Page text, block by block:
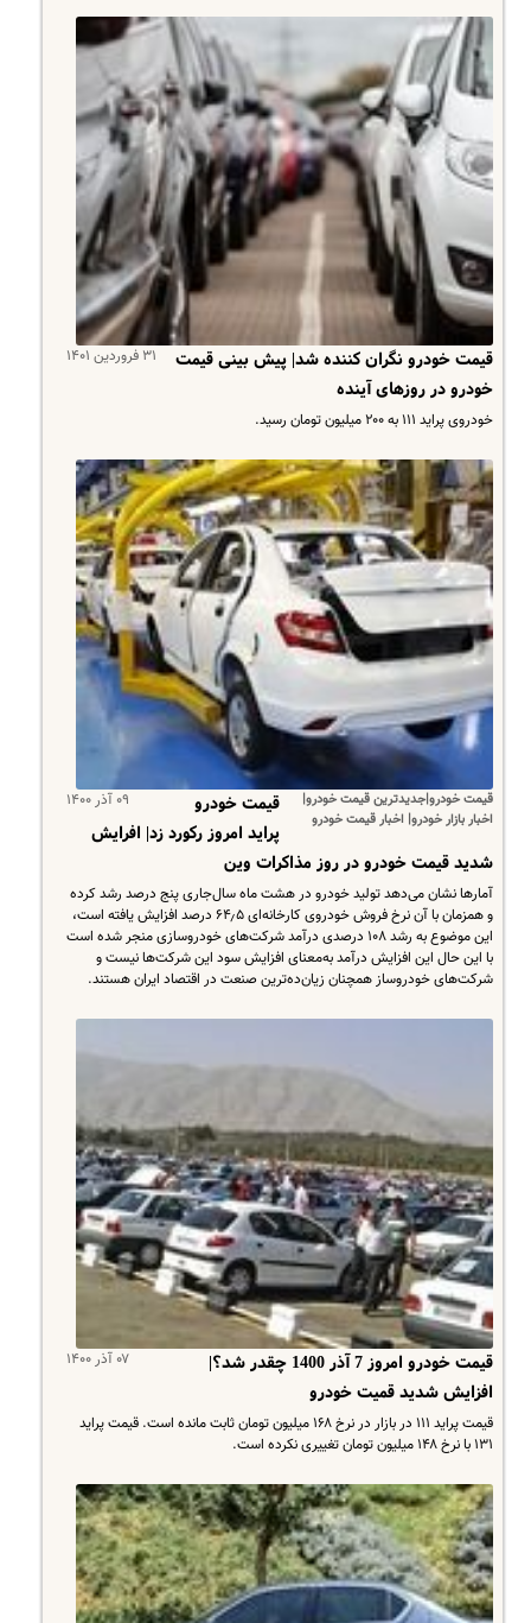
۳۱ فروردین ۱۴۰۱
قیمت خودرو نگران کننده شد| پیش بینی قیمت
خودرو در روزهای آینده
خودروی پراید ۱۱۱ به ۲۰۰ میلیون تومان رسید.
قیمت خودرو|جدیدترین قیمت خودرو|
اخبار بازار خودرو| اخبار قیمت خودرو
۰۹ آذر ۱۴۰۰
قیمت خودرو
پراید امروز رکورد زد| افرایش
شدید قیمت خودرو در روز مذاکرات وین
آمار‌ها نشان می‌دهد تولید خودرو در هشت ماه سال‌جاری پنج درصد رشد کرده
و همزمان با آن نرخ فروش خودروی کارخانه‌ای ۶۴٫۵ درصد افزایش یافته است،
این موضوع به رشد ۱۰۸ درصدی درآمد شرکت‌های خودرو‌سازی‌ منجر شده است
با این حال این افزایش درآمد به‌معنای افزایش سود این شرکت‌ها نیست و
شرکت‌های خودرو‌ساز همچنان زیان‌ده‌ترین صنعت در اقتصاد ایران هستند.
۰۷ آذر ۱۴۰۰
قیمت خودرو امروز 7 آذر 1400 چقدر شد؟|
افزایش شدید قمیت خودرو
قیمت پراید ۱۱۱ در بازار در نرخ ۱۶۸ میلیون تومان ثابت مانده است. قیمت پراید
۱۳۱ با نرخ ۱۴۸ میلیون تومان تغییری نکرده است.